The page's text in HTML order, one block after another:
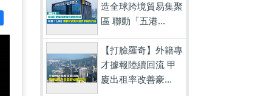
造全球跨境貿易集聚
區 聯動「五港...
【打臉羅奇】外籍專
才據報陸續回流 甲
廈出租率改善豪...